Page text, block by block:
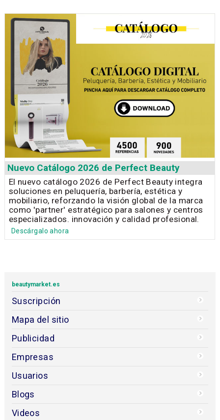
Nuevo Catálogo 2026 de Perfect Beauty
El nuevo catálogo 2026 de Perfect Beauty integra
soluciones en peluquería, barbería, estética y
mobiliario, reforzando la visión global de la marca
como 'partner' estratégico para salones y centros
especializados. innovación y calidad profesional.
Descárgalo ahora
beautymarket.es
Suscripción
Mapa del sitio
Publicidad
Empresas
Usuarios
Blogs
Videos